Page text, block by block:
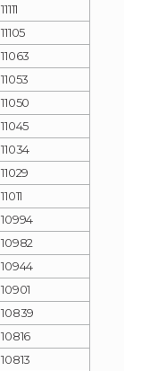
11111
11105
11063
11053
11050
11045
11034
11029
11011
10994
10982
10944
10901
10839
10816
10813